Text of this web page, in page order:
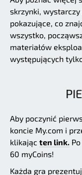
skrzynki, wystarczy
pokazujące, co
wszystko,
materiałów
występujących
Aby poczynić
koncie My.com i
klikając ten link.
60 myCoins!
Każda gra